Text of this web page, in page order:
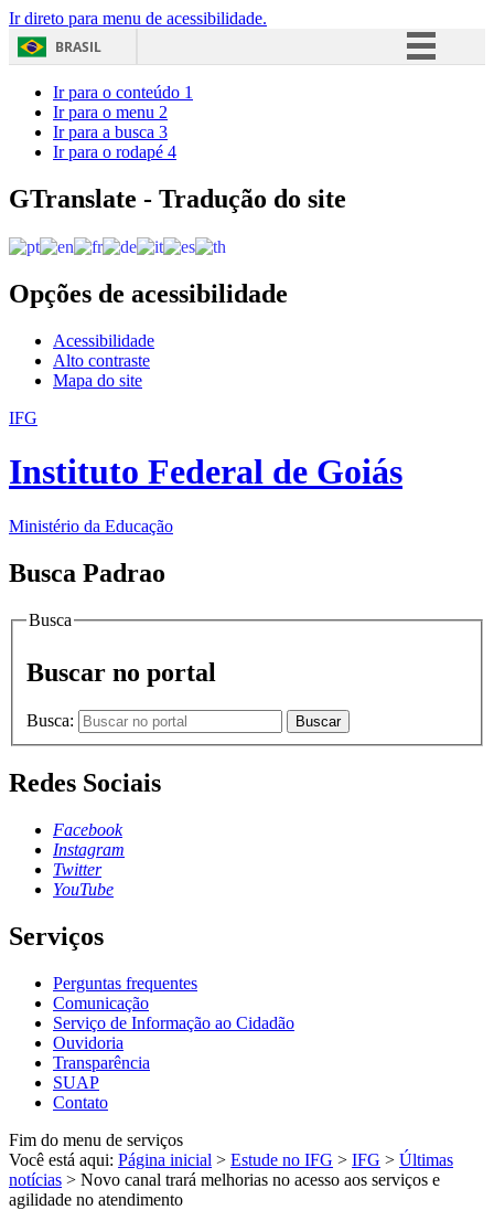
Ir direto para menu de acessibilidade.
BRASIL
Acesso à informação
Ir para o conteúdo 1
Ir para o menu 2
Ir para a busca 3
Ir para o rodapé 4
GTranslate - Tradução do site
Opções de acessibilidade
Acessibilidade
Alto contraste
Mapa do site
IFG
Instituto Federal de Goiás
Ministério da Educação
Busca Padrao
Busca
Buscar no portal
Busca: Buscar
Redes Sociais
Facebook
Instagram
Twitter
YouTube
Serviços
Perguntas frequentes
Comunicação
Serviço de Informação ao Cidadão
Ouvidoria
Transparência
SUAP
Contato
Fim do menu de serviços
Você está aqui: Página inicial > Estude no IFG > IFG > Últimas
notícias > Novo canal trará melhorias no acesso aos serviços e
agilidade no atendimento